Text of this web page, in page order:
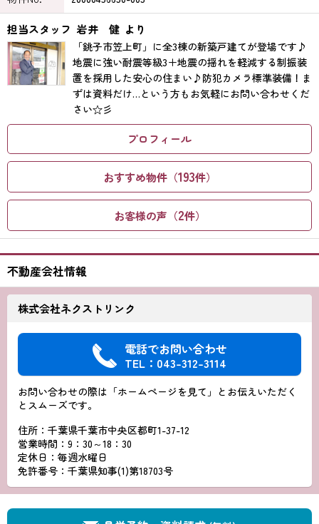
担当スタッフ 岩井 健 より
「銚子市笠上町」に全3棟の新築戸建てが登場です♪
地震に強い耐震等級3＋地震の揺れを軽減する制振装
置を採用した安心の住まい♪防犯カメラ標準装備！ま
ずは資料だけ…という方もお気軽にお問い合わせくだ
さい☆彡
プロフィール
おすすめ物件（193件）
お客様の声（2件）
不動産会社情報
株式会社ネクストリンク
電話でお問い合わせ
TEL：043-312-3114
お問い合わせの際は「ホームページを見て」とお伝えいただく
とスムーズです。
住所：千葉県千葉市中央区都町1-37-12
営業時間：9：30～18：30
定休日：毎週水曜日
免許番号：千葉県知事(1)第18703号